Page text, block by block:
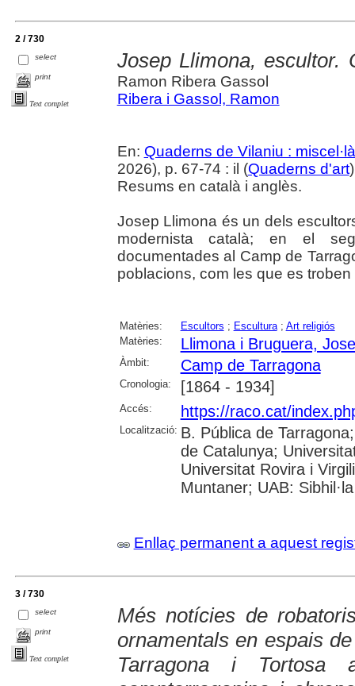
2 / 730
select
print
Text complet
Josep Llimona, escultor.
Ramon Ribera Gassol
Ribera i Gassol, Ramon
En: Quaderns de Vilaniu :
2026), p. 67-74 : il (Quaderns d'art
Resums en català i anglès.
Josep Llimona és un dels
modernista català; en el
documentades al Camp de
poblacions, com les que es
Matèries: Escultors ; Escultura; Art religiós
Matèries:
Llimona i Bruguera,
Àmbit: Camp de Tarragona
Cronologia: [1864 - 1934]
Accés: https://raco.cat/
Localització: B. Pública de
de Catalunya;
Universitat Rovira i
Muntaner; UAB: Sibhil·la
Enllaç permanent a aquest
3 / 730
select
print
Text complet
Més notícies de
ornamentals en espais
Tarragona i Tortosa